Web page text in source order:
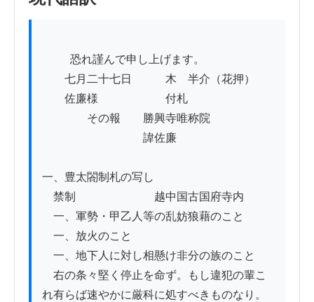
七月二十七日　　　木　半介（花押）
佐廉様　　　　　　付札
その報　　勝興寺唯称院
諱佐廉
一、豊太閤制札の写し
禁制　　　　　　　越中国古国府寺内
一、軍勢・甲乙人等の乱妨狼藉のこと
一、放火のこと
一、地下人に対し相懸け非分の族のこと
右の条々堅く停止を命ず。もし違犯の輩こ
れ有らば速やかに厳科に処すべきものなり。